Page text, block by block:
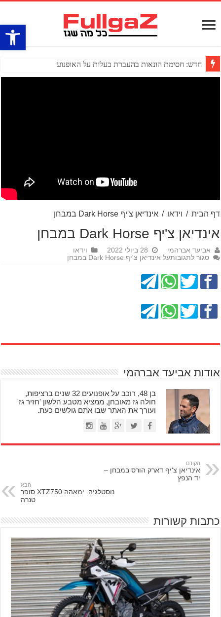
פתח
חדש: חסימת הונאות בהעברת בעלות על האופנוע
דף הבית / וידאו / אינדיאן צ'יף Dark Horse במבחן
אינדיאן צ'יף Dark Horse במבחן
אביעד אברהמי 28 ביולי 2022
וידאו
סגור לתגובותעל אינדיאן צ'יף Dark Horse במבחן
אודות אביעד אברהמי
בן 48, רוכב על אופנועים 32 שנים ברציפות,
חולה גז מאובחן, ממציא מטבע הלשון 'חזיר גז'
ועורך את האתר שבו אתם גולשים כעת.
הקודם
אינדיאן צ'יף דארק הורס במבחן –
יד הנפץ
הבא
נוסטלגיה: ימאהה XTZ750 סופר
טנרה
כתבות קשורות